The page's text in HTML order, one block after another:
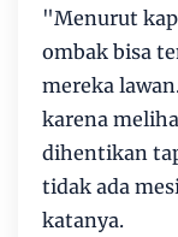
"Menurut
ombak bisa
mereka
karena
dihentikan
tidak ada
katanya.